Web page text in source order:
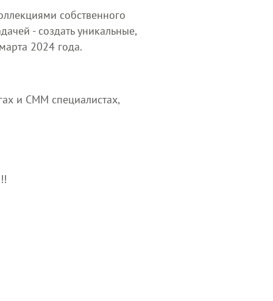
собственного
- создать уникальные,
2024 года.
и СММ специалистах,